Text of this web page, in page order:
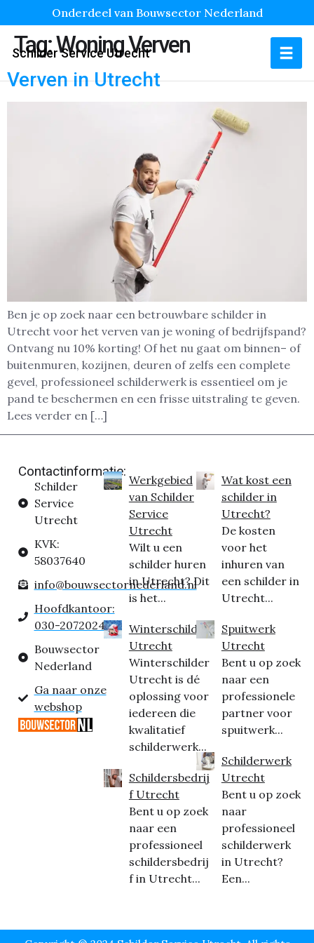
Onderdeel van Bouwsector Nederland
Schilder Service Utrecht
Tag:Woning Verven
Verven in Utrecht
Ben je op zoek naar een betrouwbare schilder in
Utrecht voor het verven van je woning of bedrijfspand?
Ontvang nu 10% korting! Of het nu gaat om binnen– of
buitenmuren, kozijnen, deuren of zelfs een complete
gevel, professioneel schilderwerk is essentieel om je
pand te beschermen en een frisse uitstraling te geven.
Lees verder en […]
Contactinformatie:
Schilder
Service
Utrecht
KVK:
58037640
info@bouwsectornederland.nl
Hoofdkantoor:
030-2072024
Bouwsector
Nederland
Ga naar onze
webshop
Werkgebied
van Schilder
Service
Utrecht
Wilt u een
schilder huren
in Utrecht? Dit
is het...
Winterschilder
Utrecht
Winterschilder
Utrecht is dé
oplossing voor
iedereen die
kwalitatief
schilderwerk...
Schildersbedrij
f Utrecht
Bent u op zoek
naar een
professioneel
schildersbedrij
f in Utrecht...
Wat kost een
schilder in
Utrecht?
De kosten
voor het
inhuren van
een schilder in
Utrecht...
Spuitwerk
Utrecht
Bent u op zoek
naar een
professionele
partner voor
spuitwerk...
Schilderwerk
Utrecht
Bent u op zoek
naar
professioneel
schilderwerk
in Utrecht?
Een...